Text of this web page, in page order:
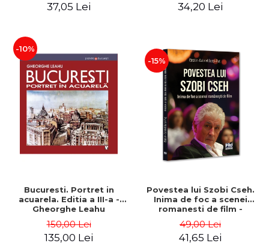
37,05 Lei 34,20 Lei
-10%
Bucuresti. Portret in
acuarela. Editia a III-a -
Gheorghe Leahu
150,00 Lei
135,00 Lei
-15%
Povestea lui Szobi Cseh.
Inima de foc a scenei
romanesti de film -
49,00 Lei
41,65 Lei